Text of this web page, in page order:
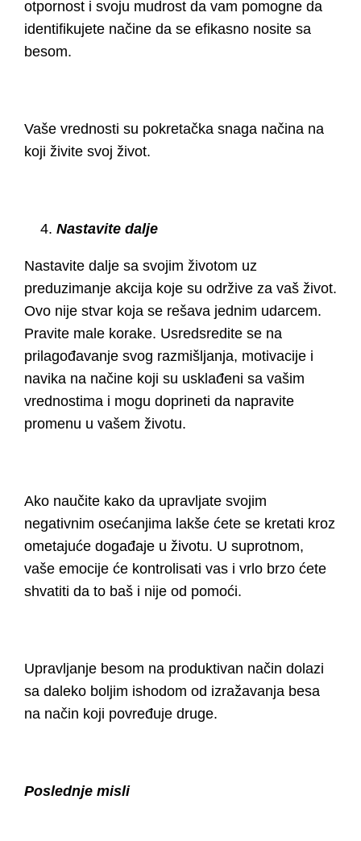
otpornost i svoju mudrost da vam pomogne da
identifikujete načine da se efikasno nosite sa
besom.
Vaše vrednosti su pokretačka snaga načina na
koji živite svoj život.
Nastavite dalje
Nastavite dalje sa svojim životom uz
preduzimanje akcija koje su održive za vaš život.
Ovo nije stvar koja se rešava jednim udarcem.
Pravite male korake. Usredsredite se na
prilagođavanje svog razmišljanja, motivacije i
navika na načine koji su usklađeni sa vašim
vrednostima i mogu doprineti da napravite
promenu u vašem životu.
Ako naučite kako da upravljate svojim
negativnim osećanjima lakše ćete se kretati kroz
ometajuće događaje u životu. U suprotnom,
vaše emocije će kontrolisati vas i vrlo brzo ćete
shvatiti da to baš i nije od pomoći.
Upravljanje besom na produktivan način dolazi
sa daleko boljim ishodom od izražavanja besa
na način koji povređuje druge.
Poslednje misli